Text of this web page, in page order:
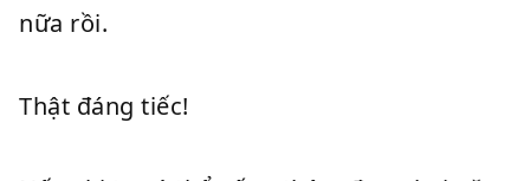
nữa rồi.
Thật đáng tiếc!